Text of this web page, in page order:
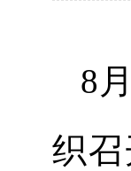
8 月
织